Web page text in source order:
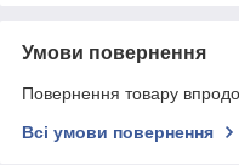
Умови повернення
Повернення товару
Всі умови повернення